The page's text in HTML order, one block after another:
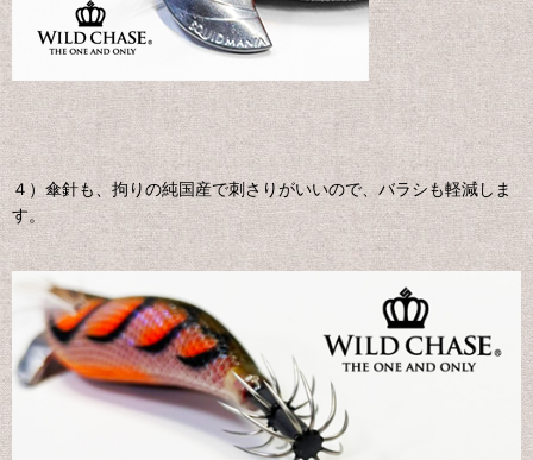
４）傘針も、拘りの純国産で刺さりがいいので、バラシも軽減しま
す。